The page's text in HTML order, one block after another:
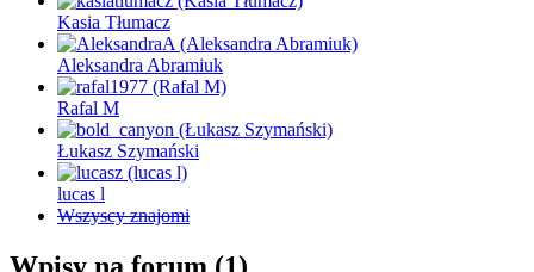
Kasia Tłumacz
Aleksandra Abramiuk
Rafal M
Łukasz Szymański
lucas l
Wszyscy znajomi